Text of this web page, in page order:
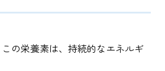
の栄養素は、持続的なエネルギ